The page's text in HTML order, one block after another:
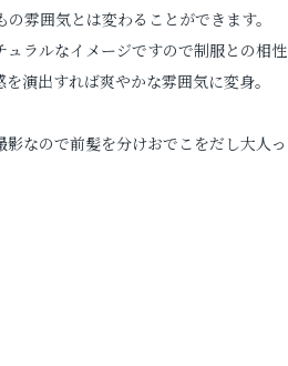
雰囲気とは変わることができます。
ラルなイメージですので制服との相性
演出すれば爽やかな雰囲気に変身。
なので前髪を分けおでこをだし大人